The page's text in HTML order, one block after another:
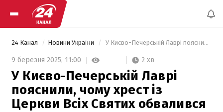
24 Канал Новини України У Києво-Печерській Лаврі пояснили, чому хрест із Церкви Всіх Святих обвалився
9 березня 2025, 11:00 2 хв
У Києво-Печерській Лаврі
пояснили, чому хрест із
Церкви Всіх Святих обвалився